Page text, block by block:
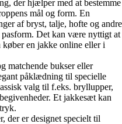
der hjælper med at bestemme
mål og form. En
af bryst, talje, hofte og andre
Det kan være nyttigt at
køber en jakke online eller i
matchende bukser eller
påklædning til specielle
valg til f.eks. bryllupper,
Et jakkesæt kan
der er designet specielt til